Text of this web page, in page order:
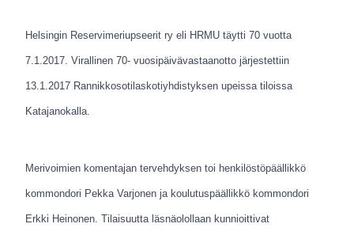
Helsingin Reservimeriupseerit ry eli HRMU täytti 70 vuotta
7.1.2017. Virallinen 70- vuosipäivävastaanotto järjestettiin
13.1.2017 Rannikkosotilaskotiyhdistyksen upeissa tiloissa
Katajanokalla.
Merivoimien komentajan tervehdyksen toi henkilöstöpäällikkö
kommondori Pekka Varjonen ja koulutuspäällikkö kommondori
Erkki Heinonen. Tilaisuutta läsnäolollaan kunnioittivat